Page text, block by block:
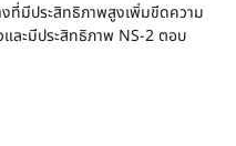
ที่มีประสิทธิภาพสูงเพิ่มขีดความ
และมีประสิทธิภาพ NS-2 ตอบ